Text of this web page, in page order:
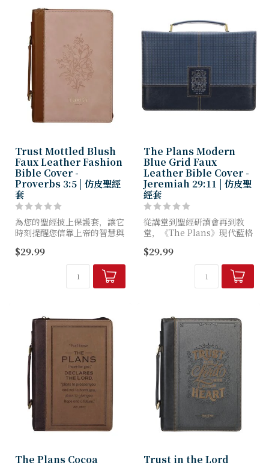
Trust Mottled Blush
Faux Leather Fashion
Bible Cover -
Proverbs 3:5 | 仿皮聖經
套
為您的聖經披上保護套，讓它
時刻提醒您信靠上帝的智慧與
駁粉紅仿皮時尚聖經套，以簡
約優雅的設計，為您的聖經提
供既美觀又實用的收納空
$29.99
The Plans Modern
Blue Grid Faux
Leather Bible Cover -
Jeremiah 29:11 | 仿皮聖
經套
從講堂到聖經研讀會再到教
堂，《The Plans》現代藍格
護畢業生的聖經，亦能彰顯其
個人風格。這款護套以現代設
計搭配充滿力量的經文，是...
$29.99
The Plans Cocoa
Trust in the Lord